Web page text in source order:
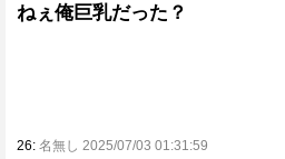
ねぇ俺巨乳だった？
26: 名無し 2025/07/03 01:31:59